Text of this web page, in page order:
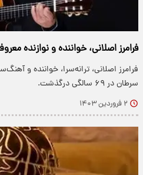
فرامرز اصلانی، خواننده و نوازنده
فرامرز اصلانی، ترانه‌سرا، خواننده و
سرطان در ۶۹ سالگی درگذشت.
۲ فروردین ۱۴۰۳